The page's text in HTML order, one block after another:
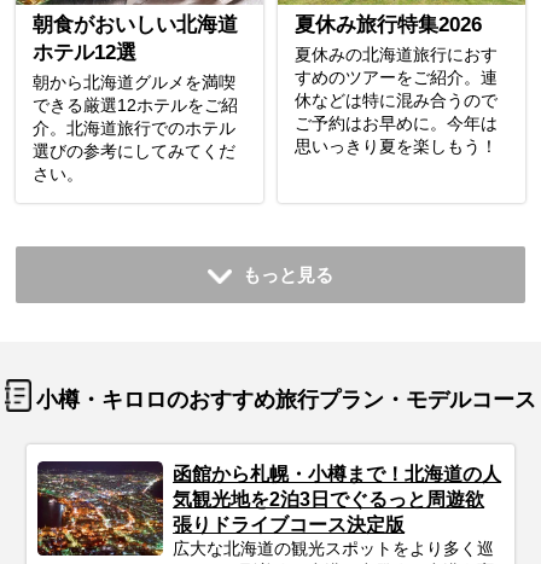
朝食がおいしい北海道
ホテル12選
朝から北海道グルメを満喫
できる厳選12ホテルをご紹
介。北海道旅行でのホテル
選びの参考にしてみてくだ
さい。
夏休み旅行特集2026
夏休みの北海道旅行におす
すめのツアーをご紹介。連
休などは特に混み合うので
ご予約はお早めに。今年は
思いっきり夏を楽しもう！
もっと見る
小樽・キロロのおすすめ旅行プラン・モデルコース
函館から札幌・小樽まで！北海道の人
気観光地を2泊3日でぐるっと周遊欲
張りドライブコース決定版
広大な北海道の観光スポットをより多く巡